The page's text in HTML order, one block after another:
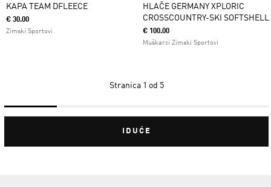
KAPA TEAM DFLEECE
€ 30.00
Zimski Sportovi
HLAČE GERMANY XPLORIC
CROSSCOUNTRY-SKI SOFTSHELL
€ 100.00
Muškarci Zimski Sportovi
Stranica 1 od 5
IDUĆE